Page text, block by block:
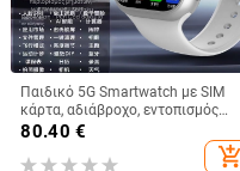
Παιδικό 5G Smartwatch με SIM
κάρτα, αδιάβροχο, εντοπισμός
θέσης, κάμερα, μετρητής βημάτων,
80.40 €
add_shopping_cart